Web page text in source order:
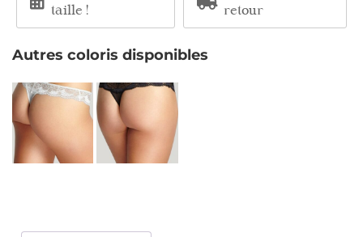
taille !
retour
Autres coloris disponibles